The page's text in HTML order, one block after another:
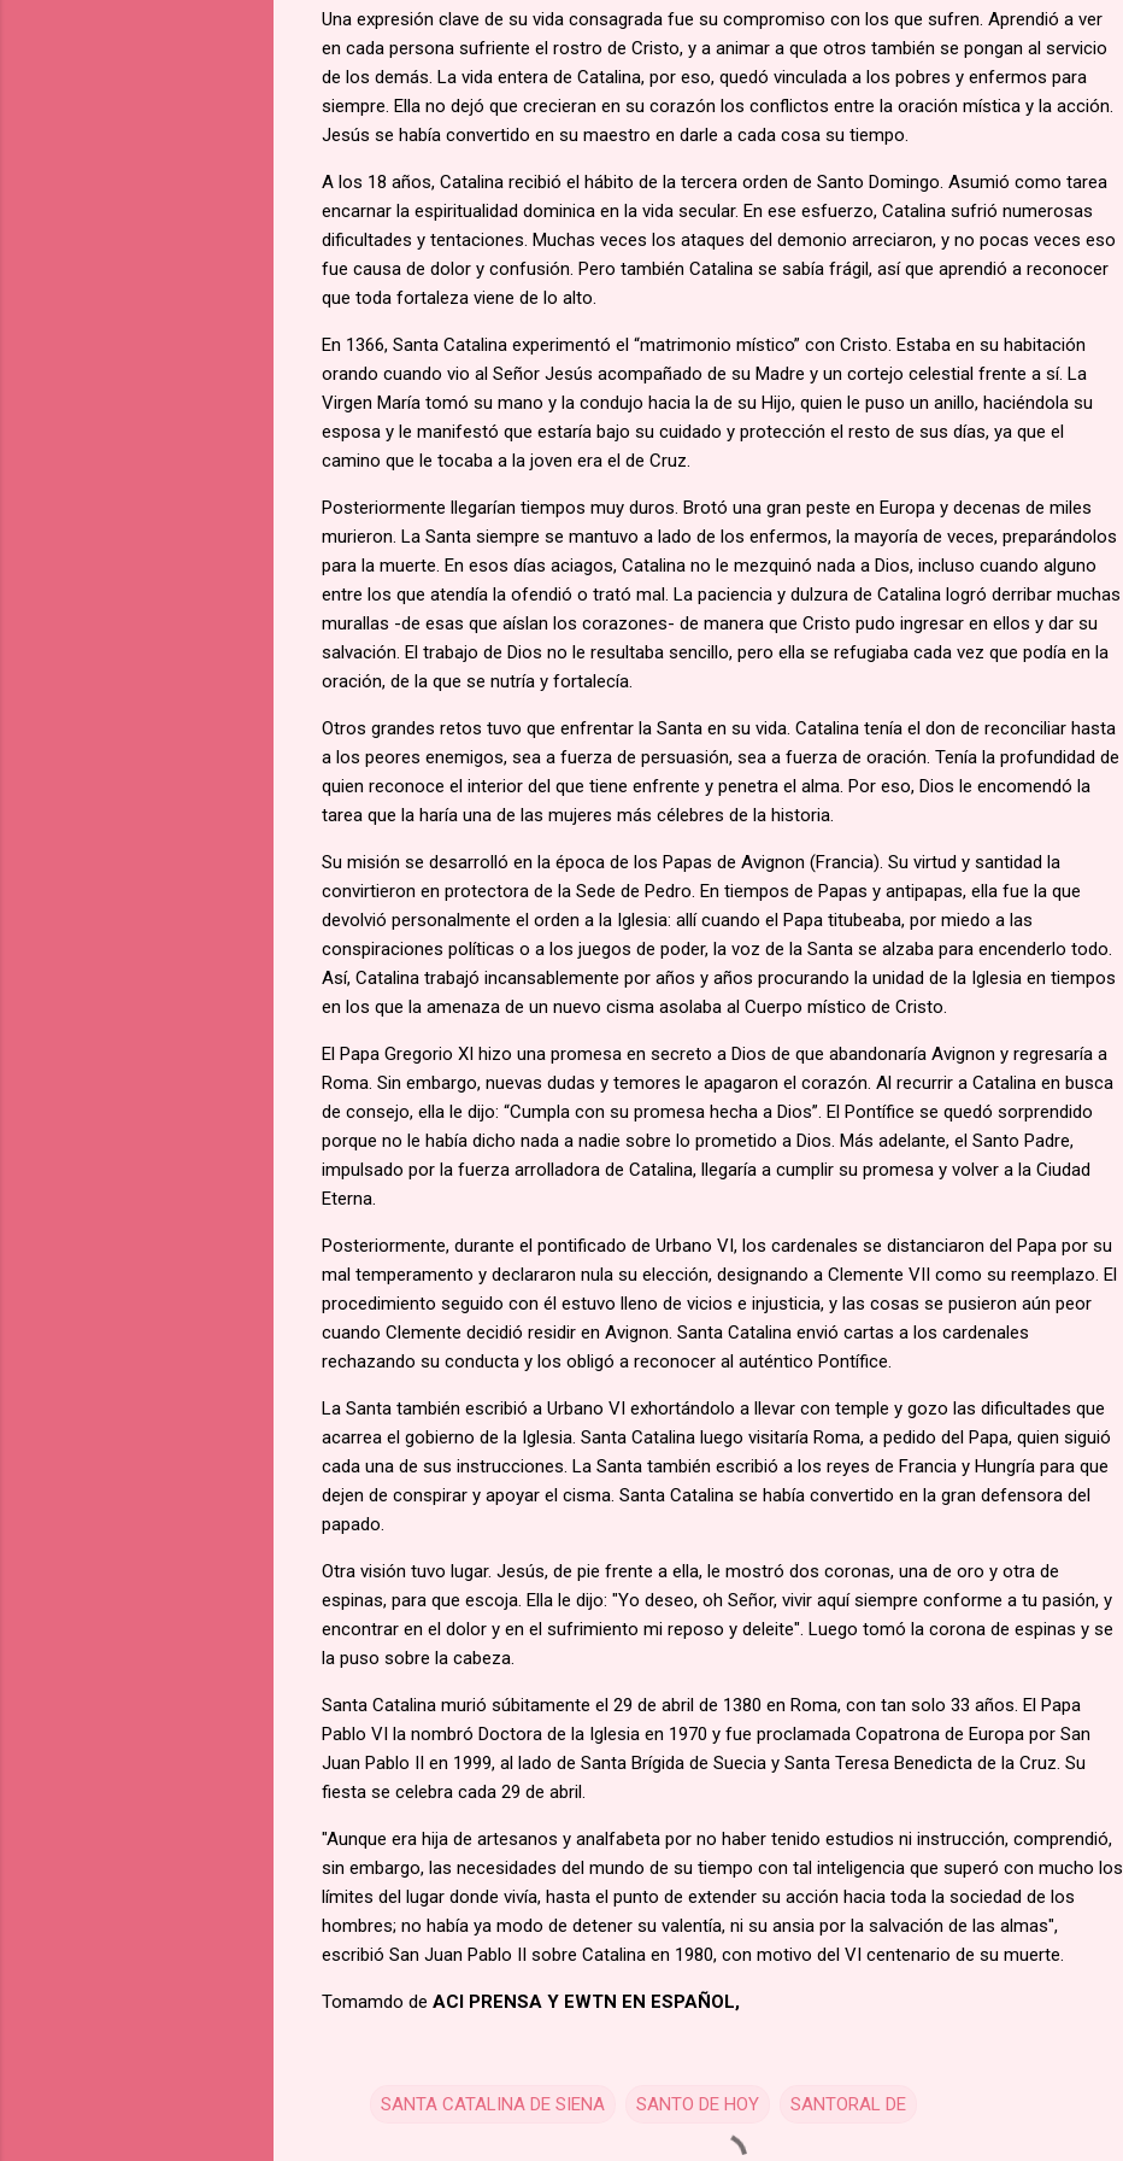
Una expresión clave de su vida consagrada fue su compromiso con los que sufren. Aprendió a ver
en cada persona sufriente el rostro de Cristo, y a animar a que otros también se pongan al servicio
de los demás. La vida entera de Catalina, por eso, quedó vinculada a los pobres y enfermos para
siempre. Ella no dejó que crecieran en su corazón los conflictos entre la oración mística y la acción.
Jesús se había convertido en su maestro en darle a cada cosa su tiempo.
A los 18 años, Catalina recibió el hábito de la tercera orden de Santo Domingo. Asumió como tarea
encarnar la espiritualidad dominica en la vida secular. En ese esfuerzo, Catalina sufrió numerosas
dificultades y tentaciones. Muchas veces los ataques del demonio arreciaron, y no pocas veces eso
fue causa de dolor y confusión. Pero también Catalina se sabía frágil, así que aprendió a reconocer
que toda fortaleza viene de lo alto.
En 1366, Santa Catalina experimentó el “matrimonio místico” con Cristo. Estaba en su habitación
orando cuando vio al Señor Jesús acompañado de su Madre y un cortejo celestial frente a sí. La
Virgen María tomó su mano y la condujo hacia la de su Hijo, quien le puso un anillo, haciéndola su
esposa y le manifestó que estaría bajo su cuidado y protección el resto de sus días, ya que el
camino que le tocaba a la joven era el de Cruz.
Posteriormente llegarían tiempos muy duros. Brotó una gran peste en Europa y decenas de miles
murieron. La Santa siempre se mantuvo a lado de los enfermos, la mayoría de veces, preparándolos
para la muerte. En esos días aciagos, Catalina no le mezquinó nada a Dios, incluso cuando alguno
entre los que atendía la ofendió o trató mal. La paciencia y dulzura de Catalina logró derribar muchas
murallas -de esas que aíslan los corazones- de manera que Cristo pudo ingresar en ellos y dar su
salvación. El trabajo de Dios no le resultaba sencillo, pero ella se refugiaba cada vez que podía en la
oración, de la que se nutría y fortalecía.
Otros grandes retos tuvo que enfrentar la Santa en su vida. Catalina tenía el don de reconciliar hasta
a los peores enemigos, sea a fuerza de persuasión, sea a fuerza de oración. Tenía la profundidad de
quien reconoce el interior del que tiene enfrente y penetra el alma. Por eso, Dios le encomendó la
tarea que la haría una de las mujeres más célebres de la historia.
Su misión se desarrolló en la época de los Papas de Avignon (Francia). Su virtud y santidad la
convirtieron en protectora de la Sede de Pedro. En tiempos de Papas y antipapas, ella fue la que
devolvió personalmente el orden a la Iglesia: allí cuando el Papa titubeaba, por miedo a las
conspiraciones políticas o a los juegos de poder, la voz de la Santa se alzaba para encenderlo todo.
Así, Catalina trabajó incansablemente por años y años procurando la unidad de la Iglesia en tiempos
en los que la amenaza de un nuevo cisma asolaba al Cuerpo místico de Cristo.
El Papa Gregorio XI hizo una promesa en secreto a Dios de que abandonaría Avignon y regresaría a
Roma. Sin embargo, nuevas dudas y temores le apagaron el corazón. Al recurrir a Catalina en busca
de consejo, ella le dijo: “Cumpla con su promesa hecha a Dios”. El Pontífice se quedó sorprendido
porque no le había dicho nada a nadie sobre lo prometido a Dios. Más adelante, el Santo Padre,
impulsado por la fuerza arrolladora de Catalina, llegaría a cumplir su promesa y volver a la Ciudad
Eterna.
Posteriormente, durante el pontificado de Urbano VI, los cardenales se distanciaron del Papa por su
mal temperamento y declararon nula su elección, designando a Clemente VII como su reemplazo. El
procedimiento seguido con él estuvo lleno de vicios e injusticia, y las cosas se pusieron aún peor
cuando Clemente decidió residir en Avignon. Santa Catalina envió cartas a los cardenales
rechazando su conducta y los obligó a reconocer al auténtico Pontífice.
La Santa también escribió a Urbano VI exhortándolo a llevar con temple y gozo las dificultades que
acarrea el gobierno de la Iglesia. Santa Catalina luego visitaría Roma, a pedido del Papa, quien siguió
cada una de sus instrucciones. La Santa también escribió a los reyes de Francia y Hungría para que
dejen de conspirar y apoyar el cisma. Santa Catalina se había convertido en la gran defensora del
papado.
Otra visión tuvo lugar. Jesús, de pie frente a ella, le mostró dos coronas, una de oro y otra de
espinas, para que escoja. Ella le dijo: "Yo deseo, oh Señor, vivir aquí siempre conforme a tu pasión, y
encontrar en el dolor y en el sufrimiento mi reposo y deleite". Luego tomó la corona de espinas y se
la puso sobre la cabeza.
Santa Catalina murió súbitamente el 29 de abril de 1380 en Roma, con tan solo 33 años. El Papa
Pablo VI la nombró Doctora de la Iglesia en 1970 y fue proclamada Copatrona de Europa por San
Juan Pablo II en 1999, al lado de Santa Brígida de Suecia y Santa Teresa Benedicta de la Cruz. Su
fiesta se celebra cada 29 de abril.
"Aunque era hija de artesanos y analfabeta por no haber tenido estudios ni instrucción, comprendió,
sin embargo, las necesidades del mundo de su tiempo con tal inteligencia que superó con mucho los
límites del lugar donde vivía, hasta el punto de extender su acción hacia toda la sociedad de los
hombres; no había ya modo de detener su valentía, ni su ansia por la salvación de las almas",
escribió San Juan Pablo II sobre Catalina en 1980, con motivo del VI centenario de su muerte.
Tomamdo de ACI PRENSA Y EWTN EN ESPAÑOL,
SANTA CATALINA DE SIENA SANTO DE HOY SANTORAL DE